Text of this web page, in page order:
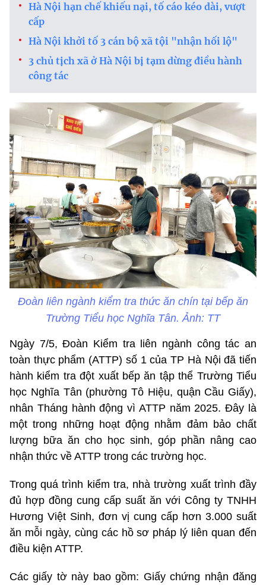
Hà Nội hạn chế khiếu nại, tố cáo kéo dài, vượt
cấp
Hà Nội khởi tố 3 cán bộ xã tội "nhận hối lộ"
3 chủ tịch xã ở Hà Nội bị tạm dừng điều hành
công tác
Đoàn liên ngành kiểm tra thức ăn chín tại bếp ăn
Trường Tiểu học Nghĩa Tân. Ảnh: TT
Ngày 7/5, Đoàn Kiểm tra liên ngành công tác an
toàn thực phẩm (ATTP) số 1 của TP Hà Nội đã tiến
hành kiểm tra đột xuất bếp ăn tập thể Trường Tiểu
học Nghĩa Tân (phường Tô Hiệu, quận Cầu Giấy),
nhân Tháng hành động vì ATTP năm 2025. Đây là
một trong những hoạt động nhằm đảm bảo chất
lượng bữa ăn cho học sinh, góp phần nâng cao
nhận thức về ATTP trong các trường học.
Trong quá trình kiểm tra, nhà trường xuất trình đầy
đủ hợp đồng cung cấp suất ăn với Công ty TNHH
Hương Việt Sinh, đơn vị cung cấp hơn 3.000 suất
ăn mỗi ngày, cùng các hồ sơ pháp lý liên quan đến
điều kiện ATTP.
Các giấy tờ này bao gồm: Giấy chứng nhận đăng